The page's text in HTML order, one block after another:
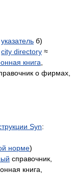
указатель б)
city directory ≈
книга
о фирмах,
Syn:
норме)
справочник,
книга,